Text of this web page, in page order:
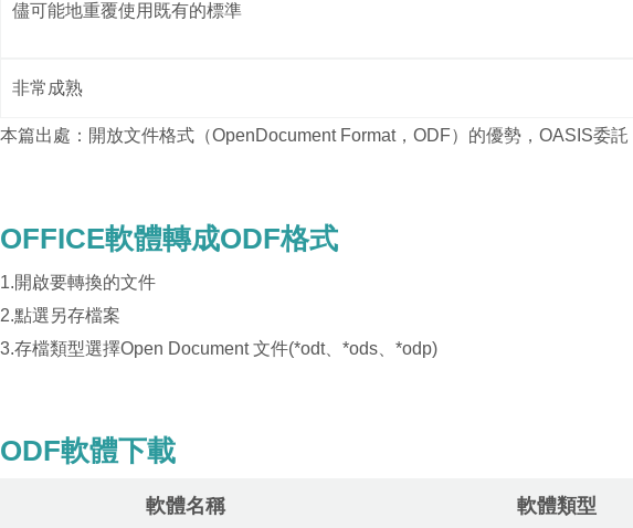
儘可能地重覆使用既有的標準​
非常成熟​
本篇出處：開放文件格式（OpenDocument Format，ODF）的優勢，OASIS委
OFFICE軟體轉成ODF格式
1.開啟要轉換的文件
2.點選另存檔案
3.存檔類型選擇Open Document 文件(*odt、*ods、*odp)
ODF軟體下載
軟體名稱 軟體類型